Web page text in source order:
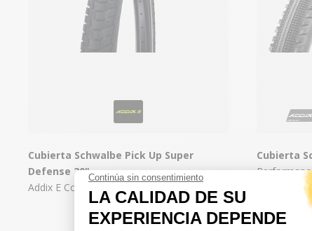
Cubierta Schwalbe Pick Up Super
Defense 20"
Addix E Compound
Cubierta